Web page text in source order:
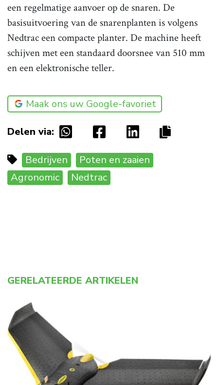
een regelmatige aanvoer op de snaren. De
basisuitvoering van de snarenplanten is volgens
Nedtrac een compacte planter. De machine heeft
schijven met een standaard doorsnee van 510 mm
en een elektronische teller.
Maak ons uw Google-favoriet
Delen via:
Bedrijven
Poten en zaaien
Agronomic
Nedtrac
GERELATEERDE ARTIKELEN